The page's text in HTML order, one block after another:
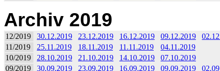
Archiv 2019
12/2019 30.12.2019 23.12.2019 16.12.2019 09.12.2019
11/2019
25.11.2019 18.11.2019 11.11.2019
04.11.2019
10/2019
28.10.2019 21.10.2019 14.10.2019
07.10.2019
09/2019
30.09.2019 23.09.2019 16.09.2019 09.09.2019